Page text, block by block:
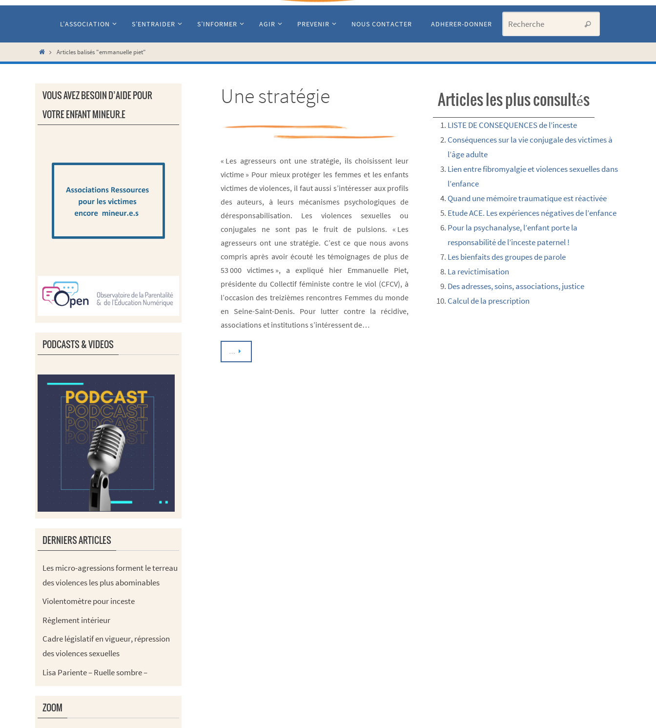
L’ASSOCIATION S’ENTRAIDER S’INFORMER AGIR PREVENIR NOUS CONTACTER ADHERER-DONNER Recherche
HomeArticles balisés "emmanuelle piet"
Une stratégie
« Les agresseurs ont une stratégie, ils choisissent leur
victime » Pour mieux protéger les femmes et les enfants
victimes de violences, il faut aussi s’intéresser aux profils
des auteurs, à leurs mécanismes psychologiques de
déresponsabilisation. Les violences sexuelles ou
conjugales ne sont pas le fruit de pulsions. « Les
agresseurs ont une stratégie. C’est ce que nous avons
compris après avoir écouté les témoignages de plus de
53 000 victimes », a expliqué hier Emmanuelle Piet,
présidente du Collectif féministe contre le viol (CFCV), à
l’occasion des treizièmes rencontres Femmes du monde
en Seine-Saint-Denis. Pour lutter contre la récidive,
associations et institutions s’intéressent de…
…
Articles les plus consultés
LISTE DE CONSEQUENCES de l’inceste
Conséquences sur la vie conjugale des victimes à
l’âge adulte
Lien entre fibromyalgie et violences sexuelles dans
l’enfance
Quand une mémoire traumatique est réactivée
Etude ACE. Les expériences négatives de l’enfance
Pour la psychanalyse, l’enfant porte la
responsabilité de l’inceste paternel !
Les bienfaits des groupes de parole
La revictimisation
Des adresses, soins, associations, justice
Calcul de la prescription
VOUS AVEZ BESOIN D’AIDE POUR
VOTRE ENFANT MINEUR.E
PODCASTS & VIDEOS
DERNIERS ARTICLES
Les micro-agressions forment le terreau
des violences les plus abominables
Violentomètre pour inceste
Règlement intérieur
Cadre législatif en vigueur, répression
des violences sexuelles
Lisa Pariente – Ruelle sombre –
ZOOM